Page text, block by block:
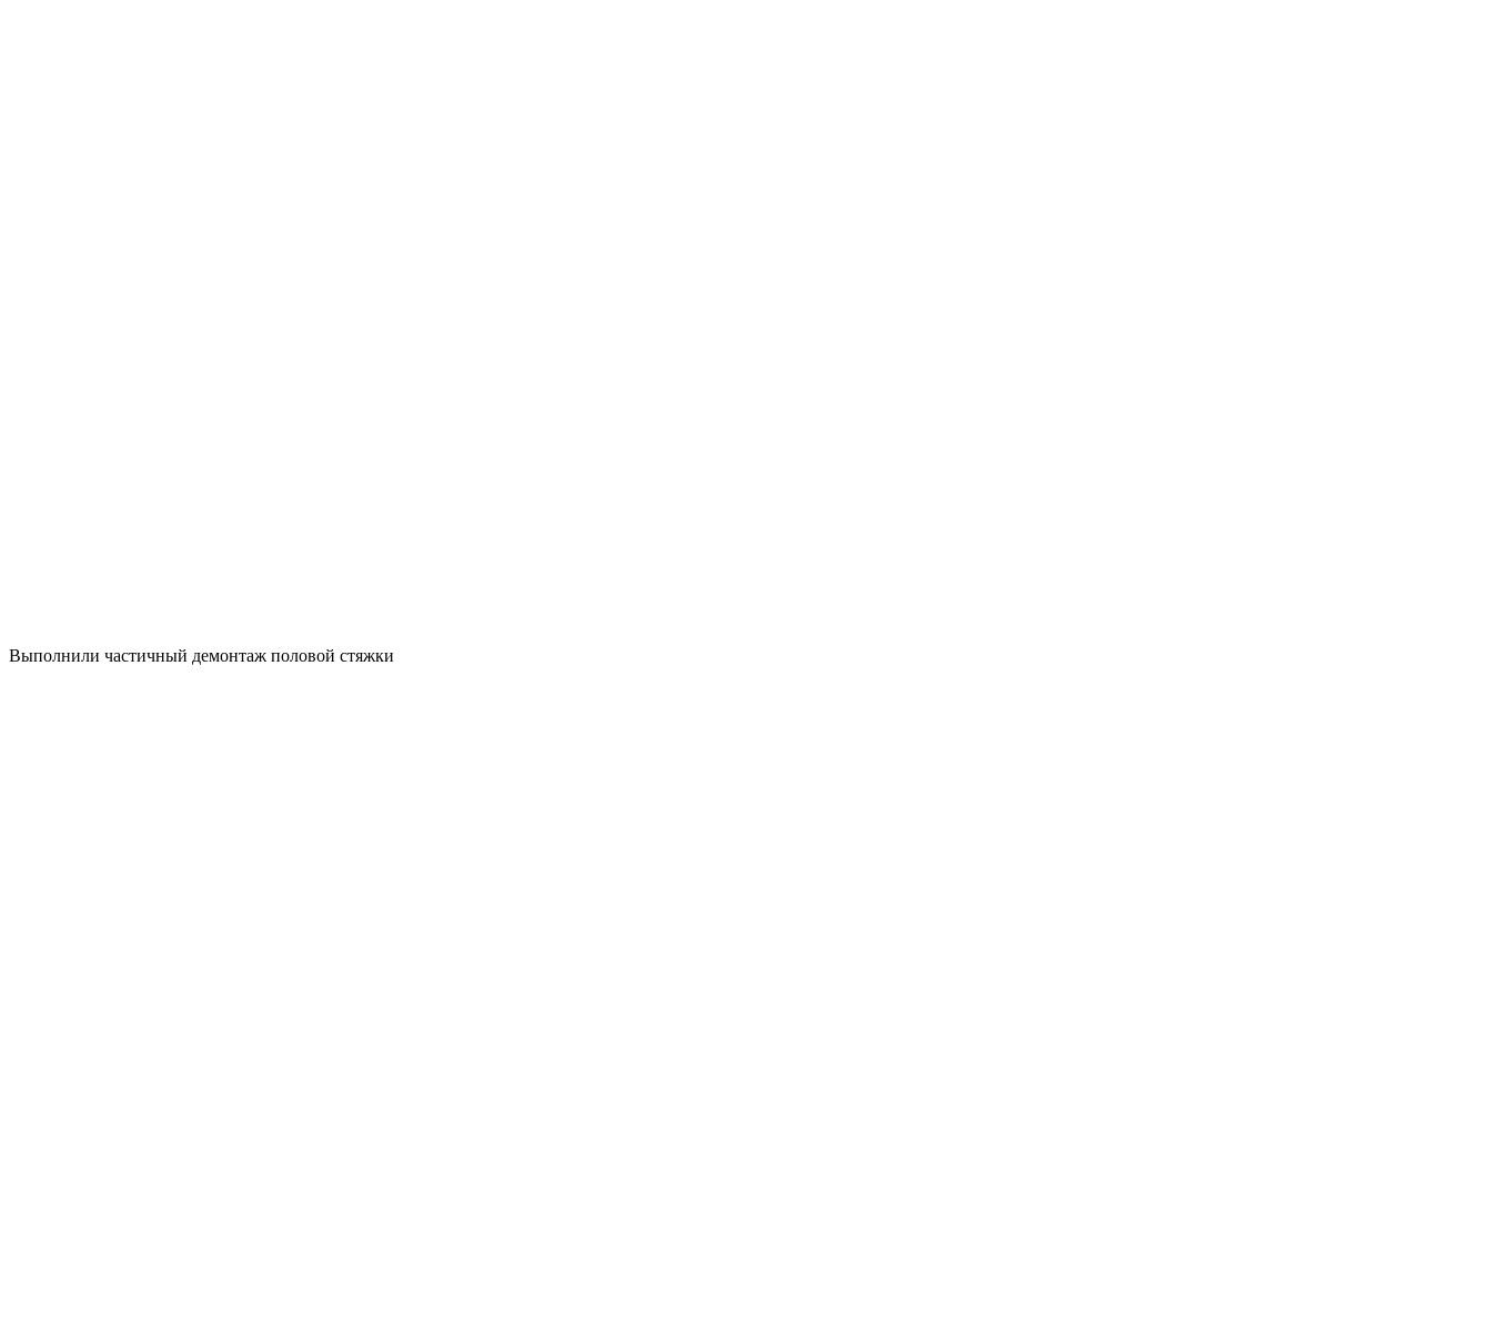
Выполнили частичный демонтаж половой стяжки